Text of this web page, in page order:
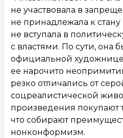
не участвовала в
не принадлежала к
не вступала в
с властями. По сути, она
официальной
ее нарочито
резко отличались от
соцреалистической
произведения покупают
что собирают
нонконформизм.